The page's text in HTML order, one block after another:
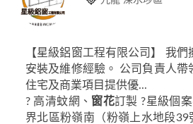
【星級鋁窗工程有限公司】 我們
安裝及維修經驗。 公司負責人帶
住宅及商業項目提供優...
? 高清蚊網、 窗花訂製 ?星級個
界北區粉嶺南（粉嶺上水地段39